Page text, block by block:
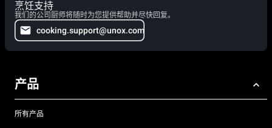
烹饪支持
我们的公司厨师将随时为您提供帮助并尽快回复。
cooking.support@unox.com
产品
所有产品